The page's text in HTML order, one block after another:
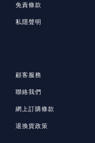
免責條款
私隱聲明
顧客服務
聯絡我們
網上訂購條款
退換貨政策